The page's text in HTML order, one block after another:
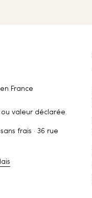
France
ou valeur déclarée.
frais · 36 rue